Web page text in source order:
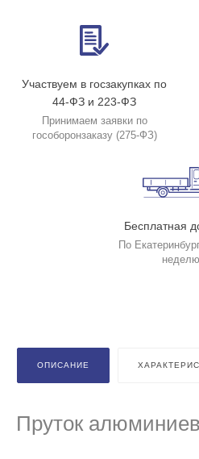
Участвуем в госзакупках по
44-ФЗ и 223-ФЗ
Принимаем заявки по
гособоронзаказу (275-ФЗ)
Бесплатная
По
неделю
ОПИСАНИЕ
Пруток